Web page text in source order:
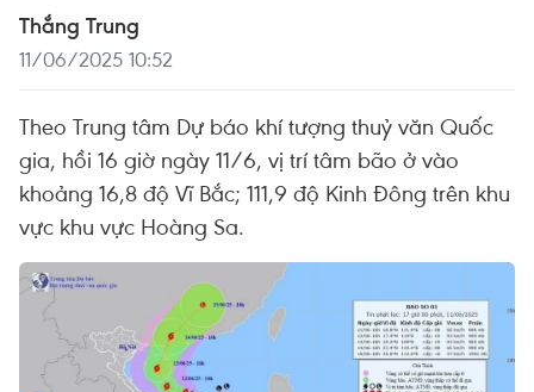
Thắng Trung
11/06/2025 10:52
Theo Trung tâm Dự báo khí tượng thuỷ văn Quốc
gia, hồi 16 giờ ngày 11/6, vị trí tâm bão ở vào
khoảng 16,8 độ Vĩ Bắc; 111,9 độ Kinh Đông trên khu
vực khu vực Hoàng Sa.